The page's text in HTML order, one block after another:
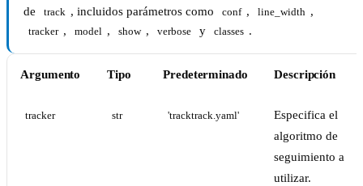
de
track , incluidos parámetros como conf , line_width ,
tracker , model , show , verbose y classes .
Argumento Tipo Predeterminado Descripción
tracker str 'tracktrack.yaml'
Especifica el
algoritmo de
seguimiento a
utilizar.